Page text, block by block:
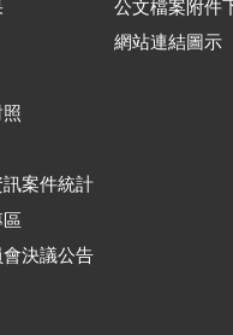
案件統計
決議公告
公文檔案附件
網站連結圖示